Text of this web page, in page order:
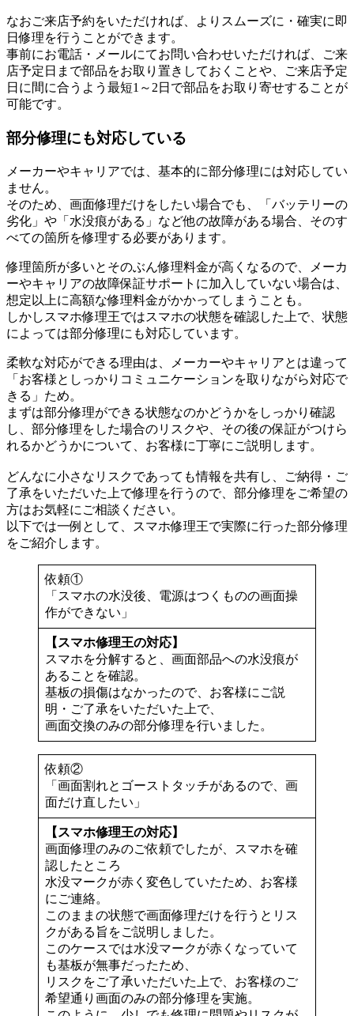
なおご来店予約をいただければ、よりスムーズに・確実に即
日修理を行うことができます。
事前にお電話・メールにてお問い合わせいただければ、ご来
店予定日まで部品をお取り置きしておくことや、ご来店予定
日に間に合うよう最短1～2日で部品をお取り寄せすることが
可能です。
部分修理にも対応している
メーカーやキャリアでは、基本的に部分修理には対応してい
ません。
そのため、画面修理だけをしたい場合でも、「バッテリーの
劣化」や「水没痕がある」など他の故障がある場合、そのす
べての箇所を修理する必要があります。
修理箇所が多いとそのぶん修理料金が高くなるので、メーカ
ーやキャリアの故障保証サポートに加入していない場合は、
想定以上に高額な修理料金がかかってしまうことも。
しかしスマホ修理王ではスマホの状態を確認した上で、状態
によっては部分修理にも対応しています。
柔軟な対応ができる理由は、メーカーやキャリアとは違って
「お客様としっかりコミュニケーションを取りながら対応で
きる」ため。
まずは部分修理ができる状態なのかどうかをしっかり確認
し、部分修理をした場合のリスクや、その後の保証がつけら
れるかどうかについて、お客様に丁寧にご説明します。
どんなに小さなリスクであっても情報を共有し、ご納得・ご
了承をいただいた上で修理を行うので、部分修理をご希望の
方はお気軽にご相談ください。
以下では一例として、スマホ修理王で実際に行った部分修理
をご紹介します。
依頼①
「スマホの水没後、電源はつくものの画面操
作ができない」
【スマホ修理王の対応】
スマホを分解すると、画面部品への水没痕が
あることを確認。
基板の損傷はなかったので、お客様にご説
明・ご了承をいただいた上で、
画面交換のみの部分修理を行いました。
依頼②
「画面割れとゴーストタッチがあるので、画
面だけ直したい」
【スマホ修理王の対応】
画面修理のみのご依頼でしたが、スマホを確
認したところ
水没マークが赤く変色していたため、お客様
にご連絡。
このままの状態で画面修理だけを行うとリス
クがある旨をご説明しました。
このケースでは水没マークが赤くなっていて
も基板が無事だったため、
リスクをご了承いただいた上で、お客様のご
希望通り画面のみの部分修理を実施。